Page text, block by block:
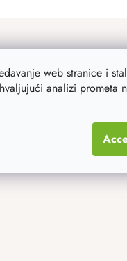
web stranice i
analizi prometa